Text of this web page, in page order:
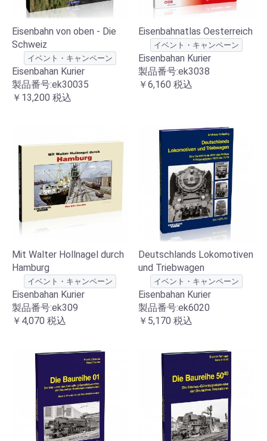
Eisenbahn von oben - Die
Schweiz
イベント・キャンペーン
Eisenbahan Kurier
製品番号:ek30035
￥13,200 税込
Eisenbahnatlas Oesterreich
イベント・キャンペーン
Eisenbahan Kurier
製品番号:ek3038
￥6,160 税込
Mit Walter Hollnagel durch
Hamburg
イベント・キャンペーン
Eisenbahan Kurier
製品番号:ek309
￥4,070 税込
Deutschlands Lokomotiven
und Triebwagen
イベント・キャンペーン
Eisenbahan Kurier
製品番号:ek6020
￥5,170 税込